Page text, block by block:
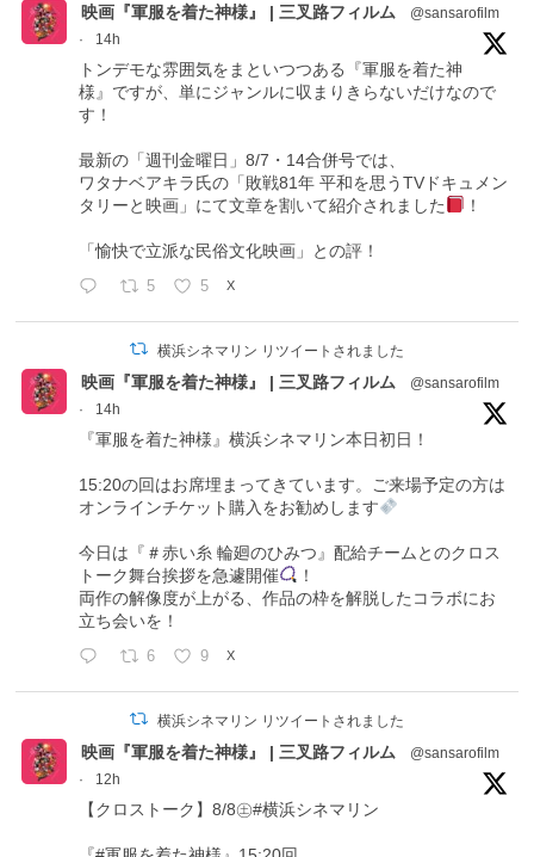
映画『軍服を着た神様』 | 三叉路フィルム
@sansarofilm
·
14h
トンデモな雰囲気をまといつつある『軍服を着た神
様』ですが、単にジャンルに収まりきらないだけなので
す！
最新の「週刊金曜日」8/7・14合併号では、
ワタナベアキラ氏の「敗戦81年 平和を思うTVドキュメン
タリーと映画」にて文章を割いて紹介されました
！
「愉快で立派な民俗文化映画」との評！
5 5 X
横浜シネマリン リツイートされました
映画『軍服を着た神様』 | 三叉路フィルム
@sansarofilm
·
14h
『軍服を着た神様』横浜シネマリン本日初日！
15:20の回はお席埋まってきています。ご来場予定の方は
オンラインチケット購入をお勧めします
今日は『＃赤い糸 輪廻のひみつ』配給チームとのクロス
トーク舞台挨拶を急遽開催
！
両作の解像度が上がる、作品の枠を解脱したコラボにお
立ち会いを！
6 9 X
横浜シネマリン リツイートされました
映画『軍服を着た神様』 | 三叉路フィルム
@sansarofilm
·
12h
【クロストーク】8/8㊏#横浜シネマリン